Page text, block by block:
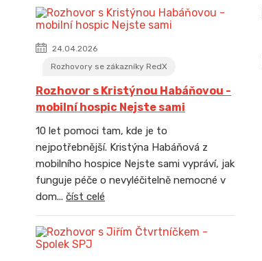
24.04.2026
Rozhovory se zákazníky RedX
Rozhovor s Kristýnou Habáňovou -
mobilní hospic Nejste sami
10 let pomoci tam, kde je to
nejpotřebnější. Kristýna Habáňová z
mobilního hospice Nejste sami vypráví, jak
funguje péče o nevyléčitelně nemocné v
dom... číst celé